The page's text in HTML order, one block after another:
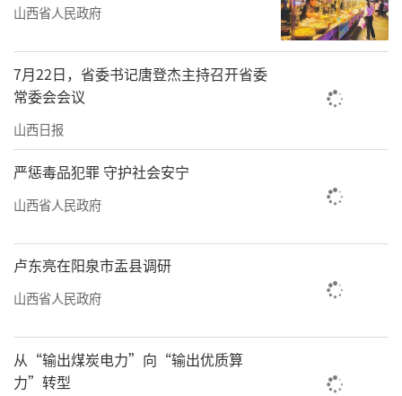
山西省人民政府
7月22日，省委书记唐登杰主持召开省委
常委会会议
山西日报
严惩毒品犯罪 守护社会安宁
山西省人民政府
卢东亮在阳泉市盂县调研
山西省人民政府
从“输出煤炭电力”向“输出优质算
力”转型